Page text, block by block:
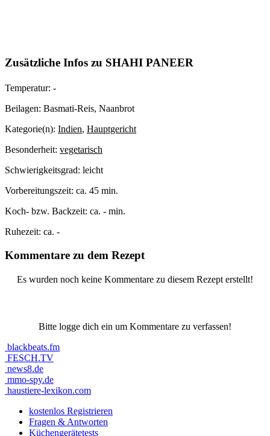
Zusätzliche Infos zu SHAHI PANEER
Temperatur: -
Beilagen: Basmati-Reis, Naanbrot
Kategorie(n): Indien, Hauptgericht
Besonderheit: vegetarisch
Schwierigkeitsgrad: leicht
Vorbereitungszeit: ca. 45 min.
Koch- bzw. Backzeit: ca. - min.
Ruhezeit: ca. -
Kommentare zu dem Rezept
Es wurden noch keine Kommentare zu diesem Rezept erstellt!
Bitte logge dich ein um Kommentare zu verfassen!
blackbeats.fm
FESCH.TV
news8.de
mmo-spy.de
haustiere-lexikon.com
kostenlos Registrieren
Fragen & Antworten
Küchengerätetests